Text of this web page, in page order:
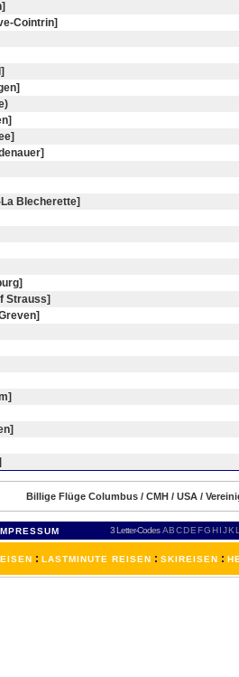
Cointrin]
Blecherette]
Strauss]
Billige Flüge Columbus / CMH / USA /
3 Letter-Codes ABCDEFGH IJKL
: LASTMINUTE REISEN : SKIREISEN :